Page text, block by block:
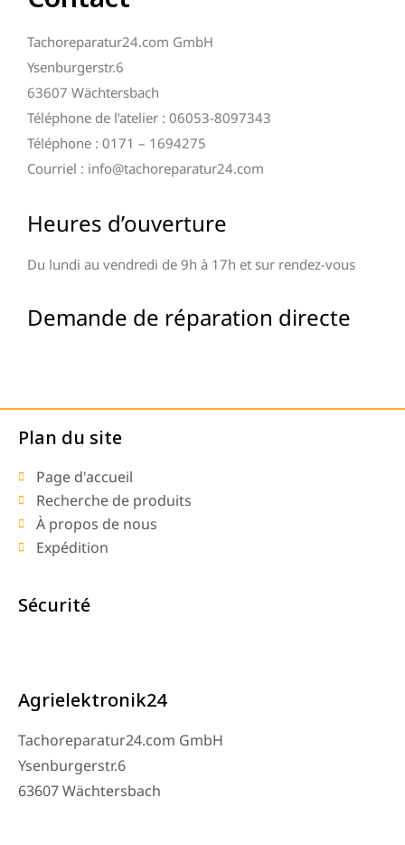
Tachoreparatur24.com GmbH
Ysenburgerstr.6
63607 Wächtersbach
Téléphone de l’atelier : 06053-8097343
Téléphone : 0171 – 1694275
Courriel : info@tachoreparatur24.com
Heures d’ouverture
Du lundi au vendredi de 9h à 17h et sur rendez-vous
Demande de réparation directe
Plan du site
Page d'accueil
Recherche de produits
À propos de nous
Expédition
Sécurité
Agrielektronik24
Tachoreparatur24.com GmbH
Ysenburgerstr.6
63607 Wächtersbach